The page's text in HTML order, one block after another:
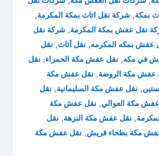
بمكة,شركة نقل اثاث بمكة المكرمة,
نقل عفش بمكة المكرمة,شركة نقل
عفش بمكه المكرمه, نقل أثاث, نقل
في مكه, نقل عفش مكة الحمراء, نقل
عفش مكة الروضة, نقل عفش مكة
, نقل عفش مكة السليمانية, نقل
مكة العوالي, نقل عفش مكة
, نقل عفش مكة النزهة, نقل
مكة بطحاء قريش, نقل عفش مكة